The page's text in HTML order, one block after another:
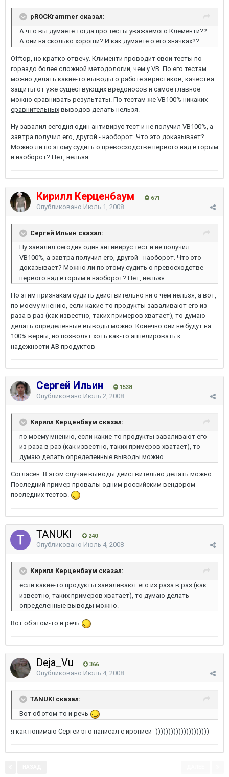
pROCKrammer сказал:
А что вы думаете тогда про тесты уважаемого Клементи??
А они на сколько хороши? И как думаете о его значках??
Offtop, но кратко отвечу. Клименти проводит свои тесты по
гораздо более сложной методологии, чем у VB. По его тестам
можно делать какие-то выводы о работе эвристиков, качества
защиты от уже существующих вредоносов и самое главное
можно сравнивать результаты. По тестам же VB100% никаких
сравнительных выводов делать нельзя.
Ну завалил сегодня один антивирус тест и не получил VB100%, а
завтра получил его, другой - наоборот. Что это доказывает?
Можно ли по этому судить о превосходстве первого над вторым
и наоборот? Нет, нельзя.
Кирилл Керценбаум 671
Опубликовано Июль 1, 2008
Сергей Ильин сказал:
Ну завалил сегодня один антивирус тест и не получил
VB100%, а завтра получил его, другой - наоборот. Что это
доказывает? Можно ли по этому судить о превосходстве
первого над вторым и наоборот? Нет, нельзя.
По этим признакам судить действительно ни о чем нельзя, а вот,
по моему мнению, если какие-то продукты заваливают его из
раза в раз (как известно, таких примеров хватает), то думаю
делать определенные выводы можно. Конечно они не будут на
100% верны, но позволят хоть как-то аппелировать к
надежности АВ продуктов
Сергей Ильин 1538
Опубликовано Июль 2, 2008
Кирилл Керценбаум сказал:
по моему мнению, если какие-то продукты заваливают его
из раза в раз (как известно, таких примеров хватает), то
думаю делать определенные выводы можно.
Согласен. В этом случае выводы действительно делать можно.
Последний пример провалы одним российским вендором
последних тестов.
TANUKI 240
Опубликовано Июль 4, 2008
Кирилл Керценбаум сказал:
если какие-то продукты заваливают его из раза в раз (как
известно, таких примеров хватает), то думаю делать
определенные выводы можно.
Вот об этом-то и речь
Deja_Vu 366
Опубликовано Июль 4, 2008
TANUKI сказал:
Вот об этом-то и речь
я как понимаю Сергей это написал с иронией -)))))))))))))))))))))